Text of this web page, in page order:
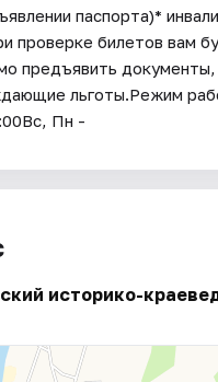
паспорта)*
проверке билетов вам
предъявить документы,
льготы.Режим
Пн -
историко-